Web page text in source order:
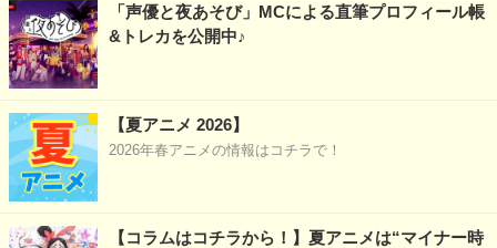
「声優と夜あそび」MCによる直筆プロフィール帳
&トレカを公開中♪
【夏アニメ 2026】
2026年春アニメの情報はコチラで！
【コラムはコチラから！】夏アニメは“マイナー時